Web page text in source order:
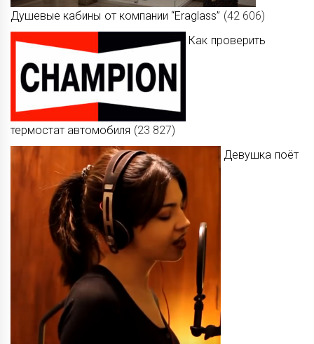
Душевые кабины от компании “Eraglass” (42 606)
Как проверить
термостат автомобиля (23 827)
Девушка поёт